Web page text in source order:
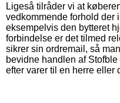
Ligeså tilråder vi at
vedkommende forhold der
eksempelvis den bytteret
forbindelse er det tilmed
sikrer sin ordremail, så
bevidne handlen af
efter varer til en herre eller